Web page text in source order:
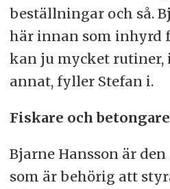
beställningar och så.
här innan som inhyrd
kan ju mycket rutiner,
annat, fyller Stefan i.
Fiskare och betongare
Bjarne Hansson är
som är behörig att